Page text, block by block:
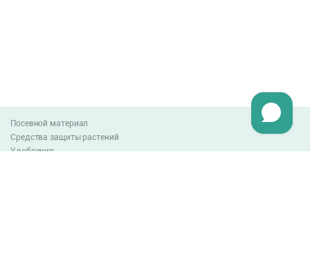
Посевной материал
Средства защиты растений
Удобрения